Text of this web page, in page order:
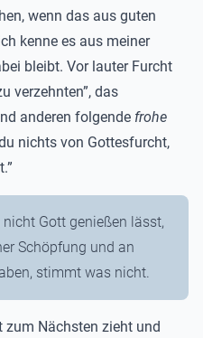
wenn das aus guten
kenne es aus meiner
bleibt. Vor lauter Furcht
verzehnten”, das
anderen folgende frohe
nichts von Gottesfurcht,
Gott genießen lässt,
Schöpfung und an
stimmt was nicht.
Nächsten zieht und